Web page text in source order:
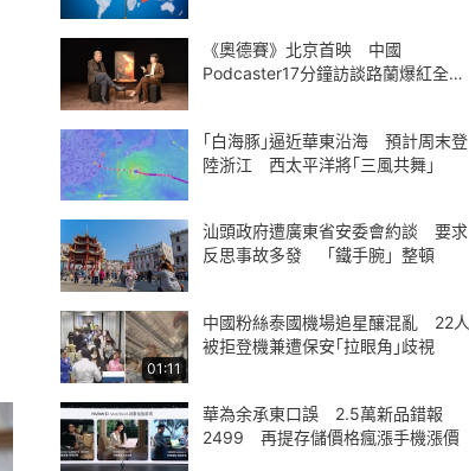
《奧德賽》北京首映 中國
Podcaster17分鐘訪談路蘭爆紅全球
｢白海豚｣逼近華東沿海 預計周末登
陸浙江 西太平洋將｢三風共舞｣
汕頭政府遭廣東省安委會約談 要求
反思事故多發 「鐵手腕」整頓
01:11
中國粉絲泰國機場追星釀混亂 22人
被拒登機兼遭保安｢拉眼角｣歧視
華為余承東口誤 2.5萬新品錯報
2499 再提存儲價格瘋漲手機漲價